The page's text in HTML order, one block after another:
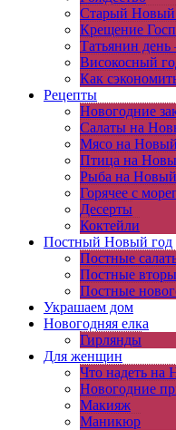
Старый Новый
Крещение
Татьянин
Високосный
Как
Рецепты
Новогодние
Салаты на
Мясо на
Птица на
Рыба на
Горячее с
Десерты
Коктейли
Постный Новый год
Постные
Постные
Постные
Украшаем дом
Новогодняя елка
Гирлянды
Для женщин
Что надеть на
Новогодние
Макияж
Маникюр